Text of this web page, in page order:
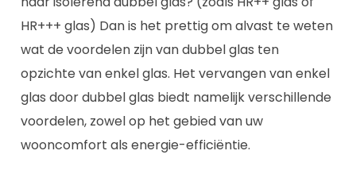
HR+++ glas) Dan is het prettig om alvast te weten
wat de voordelen zijn van dubbel glas ten
opzichte van enkel glas. Het vervangen van enkel
glas door dubbel glas biedt namelijk verschillende
voordelen, zowel op het gebied van uw
wooncomfort als energie-efficiëntie.